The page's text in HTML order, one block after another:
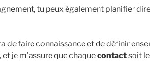
tu peux également planifier
de faire connaissance et de définir
je m’assure que chaquecontactsoit